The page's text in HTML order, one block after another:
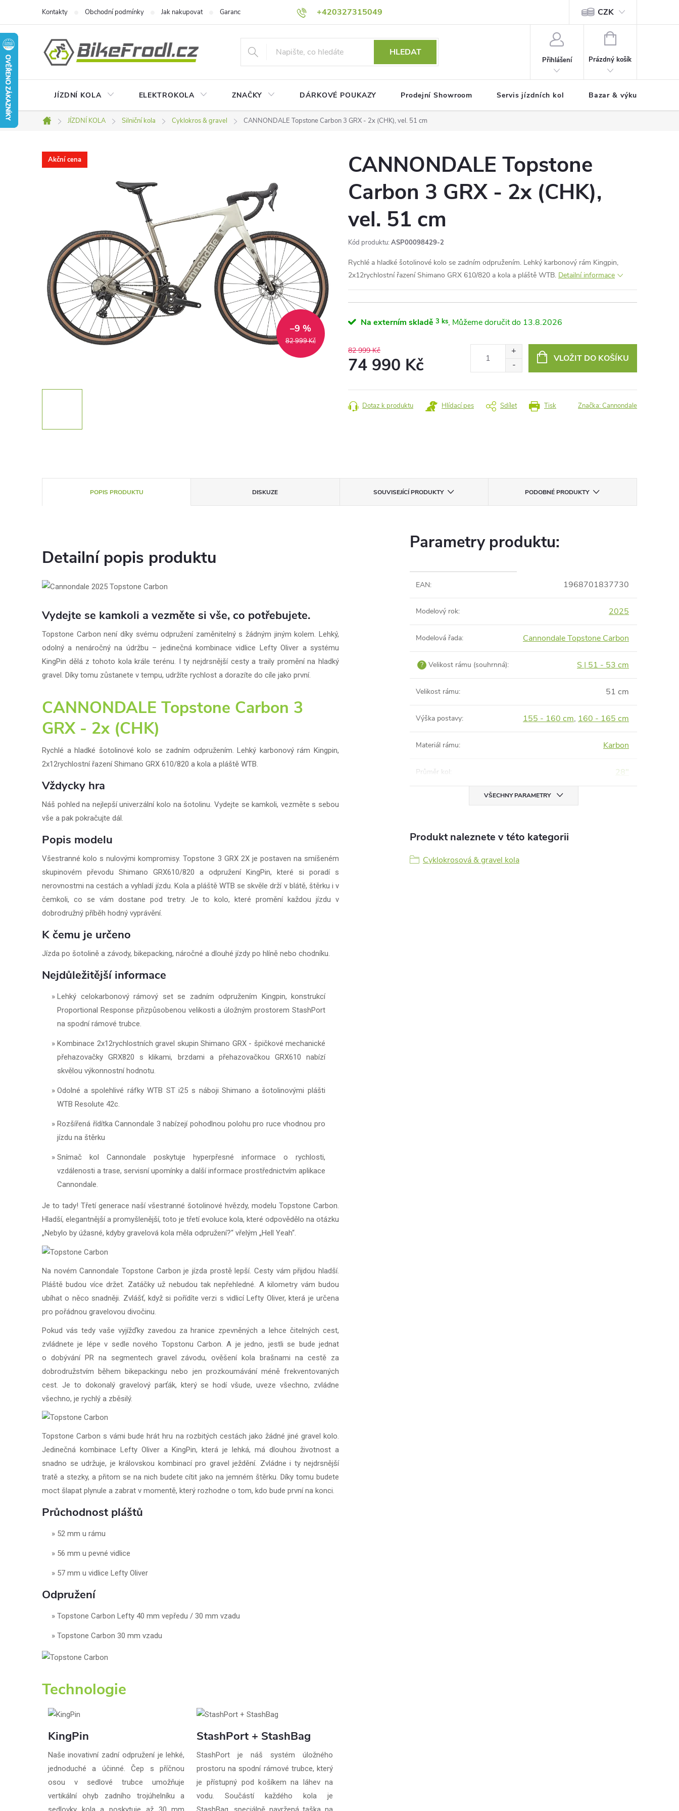
obsah
+420327315049
Kontakty Obchodní podmínky Jak nakupovat Garance nejnižší ceny! Podmínky ochrany osobních údajů CZK
HLEDAT
Přihlášení
NÁKUPNÍ
Prázdný košík
JÍZDNÍ KOLA ELEKTROKOLA ZNAČKY DÁRKOVÉ POUKAZY Prodejní Showroom Servis jízdních kol Bazar & výkup jízdních
Domů
JÍZDNÍ KOLA Silniční kola Cyklokros & gravel CANNONDALE Topstone Carbon 3 GRX - 2x (CHK), vel. 51 cm
Akční cena
82 999 Kč
–9 %
CANNONDALE Topstone
Carbon 3 GRX - 2x (CHK),
vel. 51 cm
Kód produktu: ASP00098429-2
Rychlé a hladké šotolinové kolo se zadním odpružením. Lehký karbonový rám Kingpin,
2x12rychlostní řazení Shimano GRX 610/820 a kola a pláště WTB. Detailní informace
Na externím skladě 3 ks 13.8.2026
82 999 Kč
74 990 Kč
cena:
VLOŽIT DO KOŠÍKU
Tisk
Dotaz k produktu Hlídací pes Sdílet Značka:Cannondale
POPIS PRODUKTU DISKUZE SOUVISEJÍCÍ PRODUKTY PODOBNÉ PRODUKTY
Detailní popis produktu
Vydejte se kamkoli a vezměte si vše, co potřebujete.
Topstone Carbon není díky svému odpružení zaměnitelný s žádným jiným kolem. Lehký,
odolný a nenáročný na údržbu – jedinečná kombinace vidlice Lefty Oliver a systému
KingPin dělá z tohoto kola krále terénu. I ty nejdrsnější cesty a traily promění na hladký
gravel. Díky tomu zůstanete v tempu, udržíte rychlost a dorazíte do cíle jako první.
CANNONDALE Topstone Carbon 3
GRX - 2x (CHK)
Rychlé a hladké šotolinové kolo se zadním odpružením. Lehký karbonový rám Kingpin,
2x12rychlostní řazení Shimano GRX 610/820 a kola a pláště WTB.
Vždycky hra
Náš pohled na nejlepší univerzální kolo na šotolinu. Vydejte se kamkoli, vezměte s sebou
vše a pak pokračujte dál.
Popis modelu
Všestranné kolo s nulovými kompromisy. Topstone 3 GRX 2X je postaven na smíšeném
skupinovém převodu Shimano GRX610/820 a odpružení KingPin, které si poradí s
nerovnostmi na cestách a vyhladí jízdu. Kola a pláště WTB se skvěle drží v blátě, štěrku i v
čemkoli, co se vám dostane pod tretry. Je to kolo, které promění každou jízdu v
dobrodružný příběh hodný vyprávění.
K čemu je určeno
Jízda po šotolině a závody, bikepacking, náročné a dlouhé jízdy po hlíně nebo chodníku.
Nejdůležitější informace
Lehký celokarbonový rámový set se zadním odpružením Kingpin, konstrukcí
Proportional Response přizpůsobenou velikosti a úložným prostorem StashPort
na spodní rámové trubce.
Kombinace 2x12rychlostních gravel skupin Shimano GRX - špičkové mechanické
přehazovačky GRX820 s klikami, brzdami a přehazovačkou GRX610 nabízí
skvělou výkonnostní hodnotu.
Odolné a spolehlivé ráfky WTB ST i25 s náboji Shimano a šotolinovými plášti
WTB Resolute 42c.
Rozšířená řídítka Cannondale 3 nabízejí pohodlnou polohu pro ruce vhodnou pro
jízdu na štěrku
Snímač kol Cannondale poskytuje hyperpřesné informace o rychlosti,
vzdálenosti a trase, servisní upomínky a další informace prostřednictvím aplikace
Cannondale.
Je to tady! Třetí generace naší všestranné šotolinové hvězdy, modelu Topstone Carbon.
Hladší, elegantnější a promyšlenější, toto je třetí evoluce kola, které odpovědělo na otázku
„Nebylo by úžasné, kdyby gravelová kola měla odpružení?“ vřelým „Hell Yeah“.
Na novém Cannondale Topstone Carbon je jízda prostě lepší. Cesty vám přijdou hladší.
Pláště budou více držet. Zatáčky už nebudou tak nepřehledné. A kilometry vám budou
ubíhat o něco snadněji. Zvlášť, když si pořídíte verzi s vidlicí Lefty Oliver, která je určena
pro pořádnou gravelovou divočinu.
Pokud vás tedy vaše vyjížďky zavedou za hranice zpevněných a lehce čitelných cest,
zvládnete je lépe v sedle nového Topstonu Carbon. A je jedno, jestli se bude jednat
o dobývání PR na segmentech gravel závodu, ověšení kola brašnami na cestě za
dobrodružstvím během bikepackingu nebo jen prozkoumávání méně frekventovaných
cest. Je to dokonalý gravelový parťák, který se hodí všude, uveze všechno, zvládne
všechno, je rychlý a zběsilý.
Topstone Carbon s vámi bude hrát hru na rozbitých cestách jako žádné jiné gravel kolo.
Jedinečná kombinace Lefty Oliver a KingPin, která je lehká, má dlouhou životnost a
snadno se udržuje, je královskou kombinací pro gravel ježdění. Zvládne i ty nejdrsnější
tratě a stezky, a přitom se na nich budete cítit jako na jemném štěrku. Díky tomu budete
moct šlapat plynule a zabrat v momentě, který rozhodne o tom, kdo bude první na konci.
Průchodnost pláštů
52 mm u rámu
56 mm u pevné vidlice
57 mm u vidlice Lefty Oliver
Odpružení
Topstone Carbon Lefty 40 mm vepředu / 30 mm vzadu
Topstone Carbon 30 mm vzadu
Technologie
KingPin
Naše inovativní zadní odpružení je lehké,
jednoduché a účinné. Čep s příčnou
osou v sedlové trubce umožňuje
vertikální ohyb zadního trojúhelníku a
StashPort + StashBag
StashPort je náš systém úložného
prostoru na spodní rámové trubce, který
je přístupný pod košíkem na láhev na
vodu. Součástí každého kola je
Parametry produktu:
EAN: 1968701837730
Modelový rok: 2025
Modelová řada: Cannondale Topstone Carbon
? Velikost rámu (souhrnná): S | 51 - 53 cm
Velikost rámu: 51 cm
Výška postavy: 155 - 160 cm, 160 - 165 cm
Materiál rámu: Karbon
Průměr kol: 28"
VŠECHNY PARAMETRY
Produkt naleznete v této kategorii
Cyklokrosová & gravel kola